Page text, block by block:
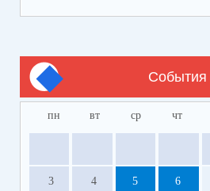
События
пн вт ср чт
3 4 5 6